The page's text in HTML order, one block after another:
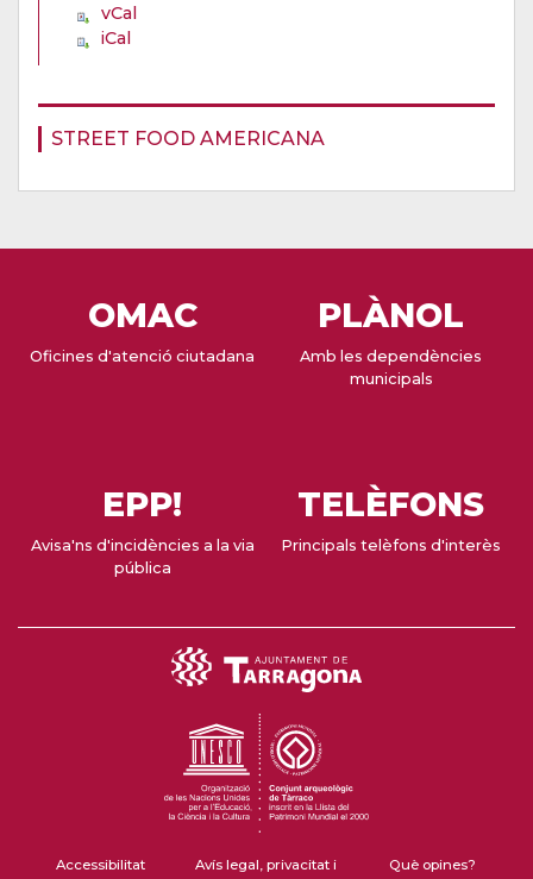
STREET FOOD AMERICANA
vCal
iCal
OMAC
Oficines d'atenció ciutadana
PLÀNOL
Amb les dependències
municipals
EPP!
Avisa'ns d'incidències a la via
pública
TELÈFONS
Principals telèfons d'interès
Accessibilitat
Avís legal, privacitat i
Què opines?